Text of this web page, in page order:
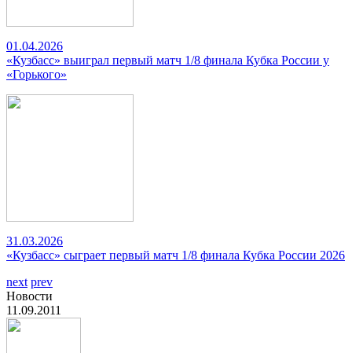
01.04.2026
«Кузбасс» выиграл первый матч 1/8 финала Кубка России у
«Горького»
31.03.2026
«Кузбасс» сыграет первый матч 1/8 финала Кубка России 2026
next prev
Новости
11.09.2011